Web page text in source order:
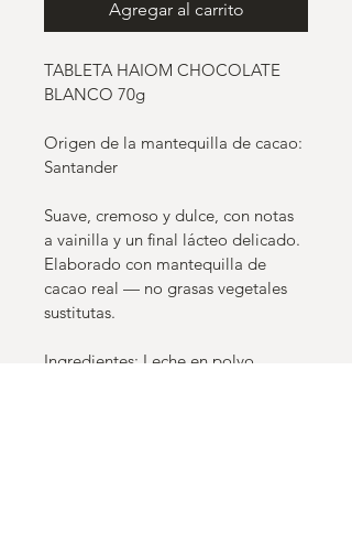
Agregar al carrito
TABLETA HAIOM CHOCOLATE
BLANCO 70g
Origen de la mantequilla de cacao:
Santander
Suave, cremoso y dulce, con notas
a vainilla y un final lácteo delicado.
Elaborado con mantequilla de
cacao real — no grasas vegetales
sustitutas.
Ingredientes: Leche en polvo,